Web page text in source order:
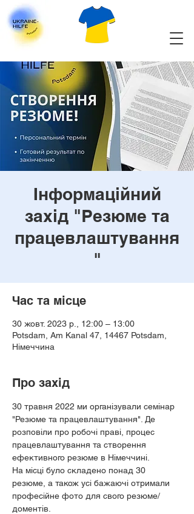
Інформаційний
захід "Резюме та
працевлаштування
"
Час та місце
30 жовт. 2023 р., 12:00 – 13:00
Potsdam, Am Kanal 47, 14467 Potsdam,
Німеччина
Про захід
30 травня 2022 ми організували семінар
"Резюме та працевлаштування". Де
розповіли про робочі праві, процес
працевлаштування та створення
ефективного резюме в Німеччині.
На місці було складено понад 30
резюме, а також усі бажаючі отримали
професійне фото для свого резюме/
доментів.